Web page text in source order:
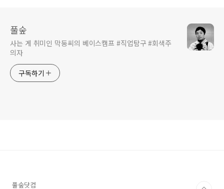
풀숲
사는 게 취미인 막둥씨의 베이스캠프 #직업탐구 #회색주
의자
구독하기
풀숲닷컴